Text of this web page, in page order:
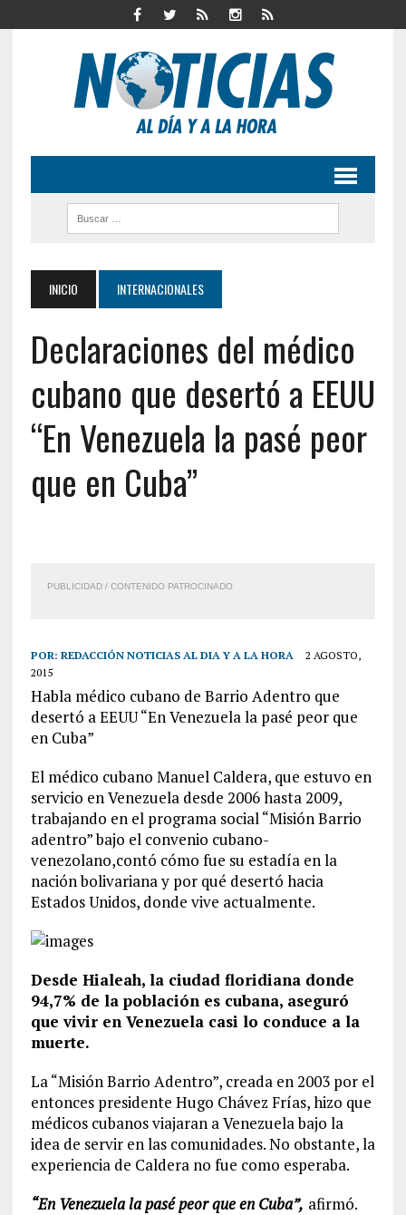
INICIO INTERNACIONALES
Declaraciones del médico
cubano que desertó a EEUU
“En Venezuela la pasé peor
que en Cuba”
PUBLICIDAD / CONTENIDO PATROCINADO
POR: REDACCIÓN NOTICIAS AL DIA Y A LA HORA
2 AGOSTO,
2015
Habla médico cubano de Barrio Adentro que
desertó a EEUU “En Venezuela la pasé peor que
en Cuba”
El médico cubano Manuel Caldera, que estuvo en
servicio en Venezuela desde 2006 hasta 2009,
trabajando en el programa social “Misión Barrio
adentro” bajo el convenio cubano-
venezolano,contó cómo fue su estadía en la
nación bolivariana y por qué desertó hacia
Estados Unidos, donde vive actualmente.
Desde Hialeah, la ciudadfloridiana donde
94,7% de la población es cubana, aseguró
que vivir en Venezuela casi lo conduce a la
muerte.
La “Misión Barrio Adentro”, creada en 2003 por el
entonces presidente Hugo Chávez Frías, hizo que
médicos cubanos viajaran a Venezuela bajo la
idea de servir en las comunidades. No obstante, la
experiencia de Caldera no fue como esperaba.
“En Venezuela la pasé peor que en Cuba”, afirmó.